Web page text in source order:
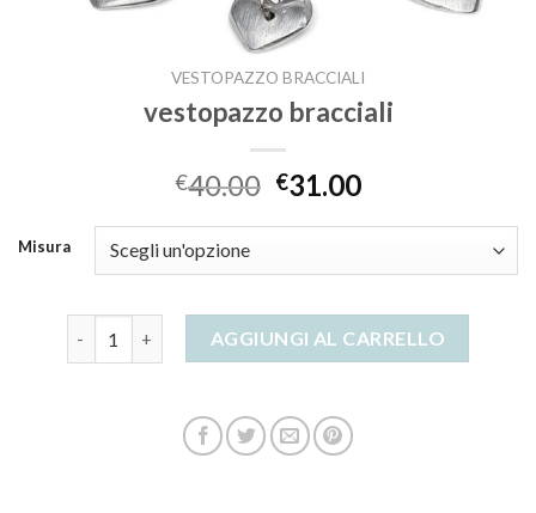
VESTOPAZZO BRACCIALI
vestopazzo bracciali
€40.00 €31.00
Misura
AGGIUNGI AL CARRELLO